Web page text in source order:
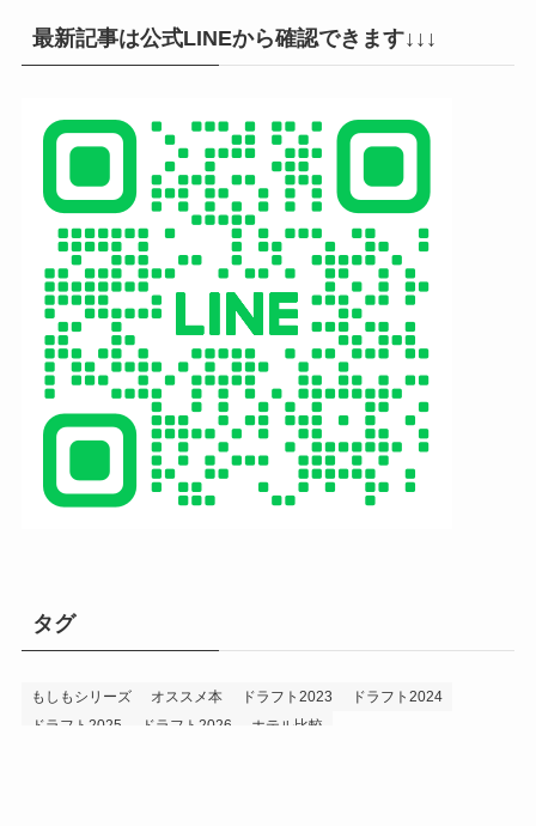
最新記事は公式LINEから確認できます↓↓↓
タグ
もしもシリーズ オススメ本 ドラフト2023
ドラフト2024
ドラフト2025
ドラフト2026
ホテル比較